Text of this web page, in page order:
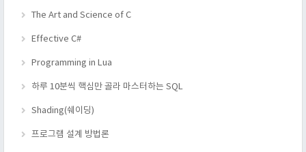
The Art and Science of C
Effective C#
Programming in Lua
하루 10분씩 핵심만 골라 마스터하는 SQL
Shading(쉐이딩)
프로그램 설계 방법론